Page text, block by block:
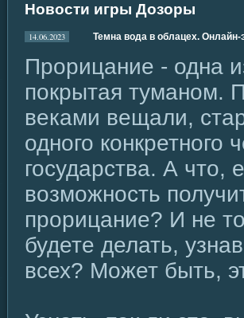
Новости игры Дозоры
14.06.2023 Темна вода в облацех. Онлайн-
Прорицание - одна
покрытая туманом.
веками вещали,
одного конкретного
государства. А что,
возможность
прорицание? И не
будете делать,
всех? Может быть,